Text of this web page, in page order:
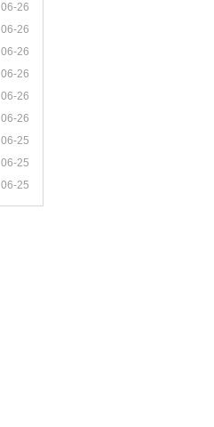
06-26
06-26
06-26
06-26
06-26
06-26
06-25
06-25
06-25